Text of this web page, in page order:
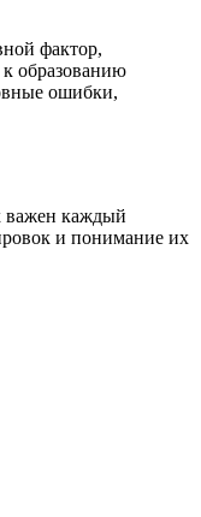
фактор,
образованию
ошибки,
важен каждый
и понимание их